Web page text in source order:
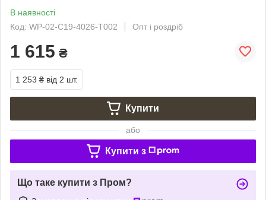
В наявності
Код: WP-02-C19-4026-T002
Опт і роздріб
1 615 ₴
1 253 ₴ від 2 шт.
Купити
або
Купити з
Що таке купити з Пром?